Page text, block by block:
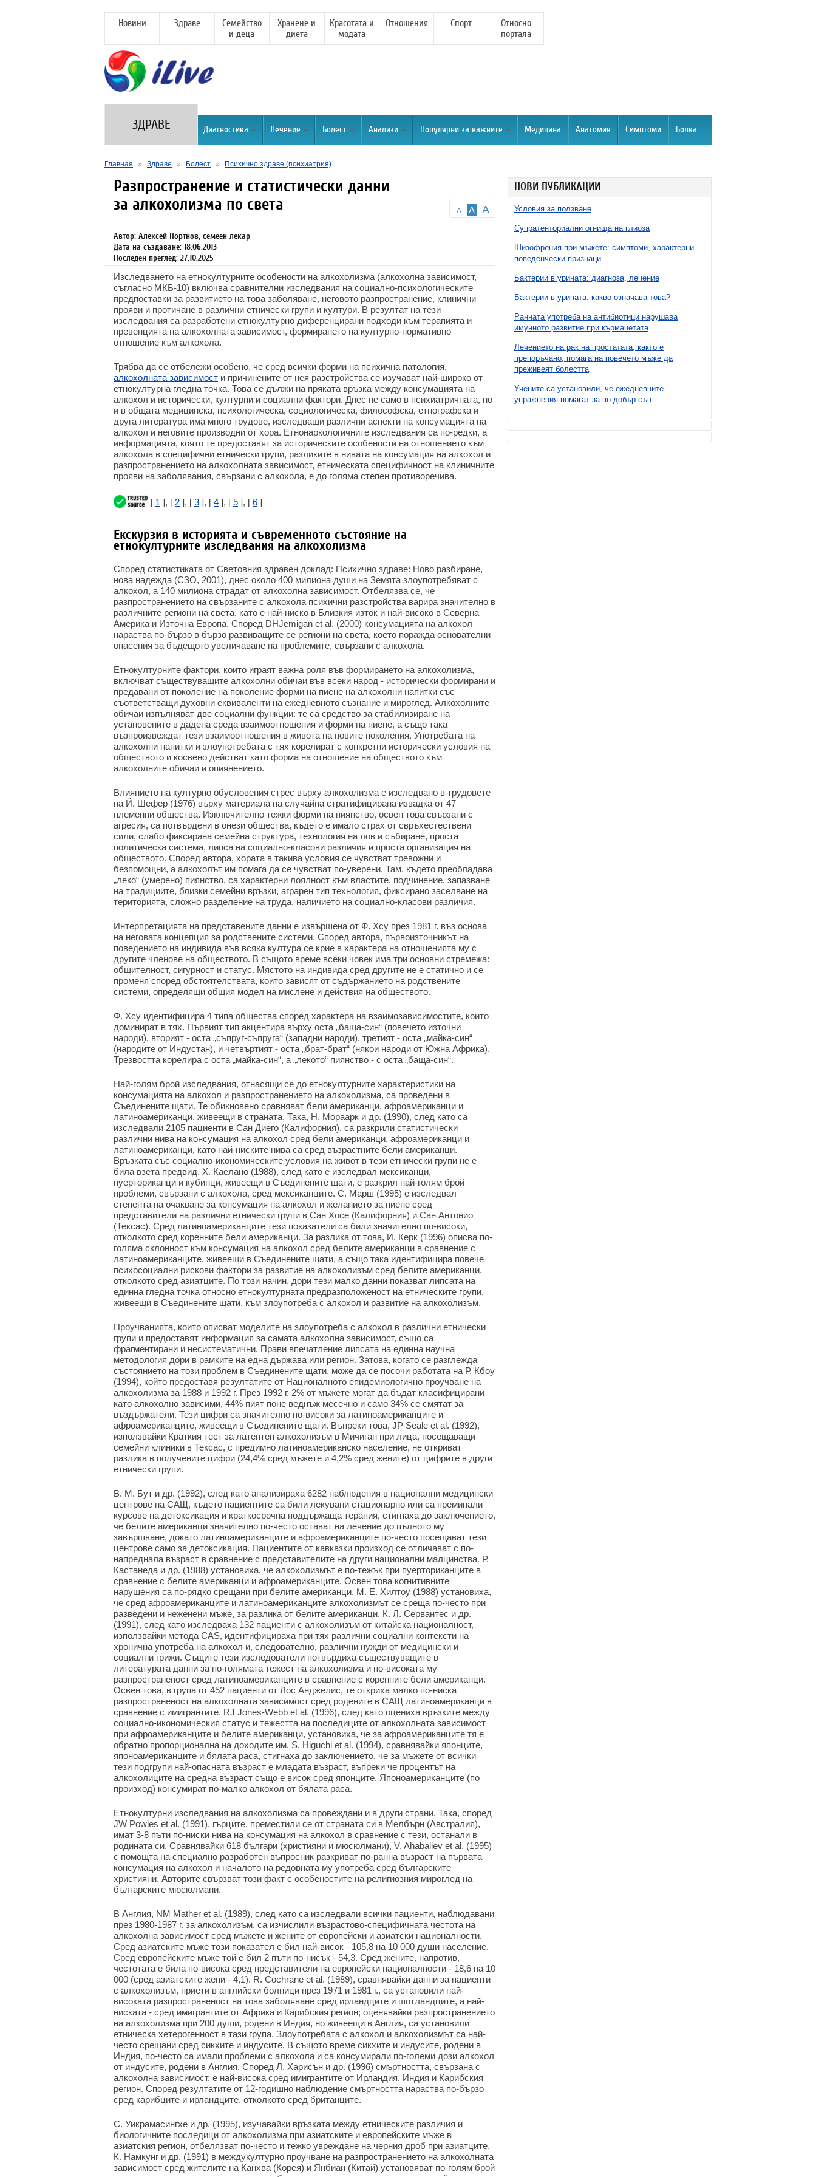
Новини Здраве
Семейство
и деца
Хранене и
диета
Красотата и
модата
Отношения Спорт
Относно
портала
ЗДРАВЕ Диагностика Лечение Болест Анализи Популярни за важните Медицина Анатомия Симптоми Болка
Главная » Здраве » Болест » Психично здраве (психиатрия)
НОВИ ПУБЛИКАЦИИ
Условия за ползване
Супратенториални огнища на глиоза
Шизофрения при мъжете: симптоми, характерни
поведенчески признаци
Бактерии в урината: диагноза, лечение
Бактерии в урината: какво означава това?
Ранната употреба на антибиотици нарушава
имунното развитие при кърмачетата
Лечението на рак на простатата, както е
препоръчано, помага на повечето мъже да
преживеят болестта
Учените са установили, че ежедневните
упражнения помагат за по-добър сън
A A A
Разпространение и статистически данни
за алкохолизма по света
Автор: Алексей Портнов, семеен лекар
Дата на създаване: 18.06.2013
Последен преглед: 27.10.2025
Изследването на етнокултурните особености на алкохолизма (алкохолна зависимост,
съгласно МКБ-10) включва сравнителни изследвания на социално-психологическите
предпоставки за развитието на това заболяване, неговото разпространение, клинични
прояви и протичане в различни етнически групи и култури. В резултат на тези
изследвания са разработени етнокултурно диференцирани подходи към терапията и
превенцията на алкохолната зависимост, формирането на културно-нормативно
отношение към алкохола.
Трябва да се отбележи особено, че сред всички форми на психична патология,
алкохолната зависимост и причинените от нея разстройства се изучават най-широко от
етнокултурна гледна точка. Това се дължи на пряката връзка между консумацията на
алкохол и исторически, културни и социални фактори. Днес не само в психиатричната, но
и в общата медицинска, психологическа, социологическа, философска, етнографска и
друга литература има много трудове, изследващи различни аспекти на консумацията на
алкохол и неговите производни от хора. Етнонаркологичните изследвания са по-редки, а
информацията, която те предоставят за историческите особености на отношението към
алкохола в специфични етнически групи, разликите в нивата на консумация на алкохол и
разпространението на алкохолната зависимост, етническата специфичност на клиничните
прояви на заболявания, свързани с алкохола, е до голяма степен противоречива.
[ 1 ], [ 2 ], [ 3 ], [ 4 ], [ 5 ], [ 6 ]
Екскурзия в историята и съвременното състояние на
етнокултурните изследвания на алкохолизма
Според статистиката от Световния здравен доклад: Психично здраве: Ново разбиране,
нова надежда (СЗО, 2001), днес около 400 милиона души на Земята злоупотребяват с
алкохол, а 140 милиона страдат от алкохолна зависимост. Отбелязва се, че
разпространението на свързаните с алкохола психични разстройства варира значително в
различните региони на света, като е най-ниско в Близкия изток и най-високо в Северна
Америка и Източна Европа. Според DHJemigan et al. (2000) консумацията на алкохол
нараства по-бързо в бързо развиващите се региони на света, което поражда основателни
опасения за бъдещото увеличаване на проблемите, свързани с алкохола.
Етнокултурните фактори, които играят важна роля във формирането на алкохолизма,
включват съществуващите алкохолни обичаи във всеки народ - исторически формирани и
предавани от поколение на поколение форми на пиене на алкохолни напитки със
съответстващи духовни еквиваленти на ежедневното съзнание и мироглед. Алкохолните
обичаи изпълняват две социални функции: те са средство за стабилизиране на
установените в дадена среда взаимоотношения и форми на пиене, а също така
възпроизвеждат тези взаимоотношения в живота на новите поколения. Употребата на
алкохолни напитки и злоупотребата с тях корелират с конкретни исторически условия на
обществото и косвено действат като форма на отношение на обществото към
алкохолните обичаи и опиянението.
Влиянието на културно обусловения стрес върху алкохолизма е изследвано в трудовете
на Й. Шефер (1976) върху материала на случайна стратифицирана извадка от 47
племенни общества. Изключително тежки форми на пиянство, освен това свързани с
агресия, са потвърдени в онези общества, където е имало страх от свръхестествени
сили, слабо фиксирана семейна структура, технология на лов и събиране, проста
политическа система, липса на социално-класови различия и проста организация на
обществото. Според автора, хората в такива условия се чувстват тревожни и
безпомощни, а алкохолът им помага да се чувстват по-уверени. Там, където преобладава
„леко“ (умерено) пиянство, са характерни лоялност към властите, подчинение, запазване
на традициите, близки семейни връзки, аграрен тип технология, фиксирано заселване на
територията, сложно разделение на труда, наличието на социално-класови различия.
Интерпретацията на представените данни е извършена от Ф. Хсу през 1981 г. въз основа
на неговата концепция за родствените системи. Според автора, първоизточникът на
поведението на индивида във всяка култура се крие в характера на отношенията му с
другите членове на обществото. В същото време всеки човек има три основни стремежа:
общителност, сигурност и статус. Мястото на индивида сред другите не е статично и се
променя според обстоятелствата, които зависят от съдържанието на родствените
системи, определящи общия модел на мислене и действия на обществото.
Ф. Хсу идентифицира 4 типа общества според характера на взаимозависимостите, които
доминират в тях. Първият тип акцентира върху оста „баща-син“ (повечето източни
народи), вторият - оста „съпруг-съпруга“ (западни народи), третият - оста „майка-син“
(народите от Индустан), и четвъртият - оста „брат-брат“ (някои народи от Южна Африка).
Трезвостта корелира с оста „майка-син“, а „лекото“ пиянство - с оста „баща-син“.
Най-голям брой изследвания, отнасящи се до етнокултурните характеристики на
консумацията на алкохол и разпространението на алкохолизма, са проведени в
Съединените щати. Те обикновено сравняват бели американци, афроамериканци и
латиноамериканци, живеещи в страната. Така, Н. Мораарк и др. (1990), след като са
изследвали 2105 пациенти в Сан Диего (Калифорния), са разкрили статистически
различни нива на консумация на алкохол сред бели американци, афроамериканци и
латиноамериканци, като най-ниските нива са сред възрастните бели американци.
Връзката със социално-икономическите условия на живот в тези етнически групи не е
била взета предвид. Х. Каелано (1988), след като е изследвал мексиканци,
пуерториканци и кубинци, живеещи в Съединените щати, е разкрил най-голям брой
проблеми, свързани с алкохола, сред мексиканците. С. Марш (1995) е изследвал
степента на очакване за консумация на алкохол и желанието за пиене сред
представители на различни етнически групи в Сан Хосе (Калифорния) и Сан Антонио
(Тексас). Сред латиноамериканците тези показатели са били значително по-високи,
отколкото сред коренните бели американци. За разлика от това, И. Керк (1996) описва по-
голяма склонност към консумация на алкохол сред белите американци в сравнение с
латиноамериканците, живеещи в Съединените щати, а също така идентифицира повече
психосоциални рискови фактори за развитие на алкохолизъм сред белите американци,
отколкото сред азиатците. По този начин, дори тези малко данни показват липсата на
единна гледна точка относно етнокултурната предразположеност на етническите групи,
живеещи в Съединените щати, към злоупотреба с алкохол и развитие на алкохолизъм.
Проучванията, които описват моделите на злоупотреба с алкохол в различни етнически
групи и предоставят информация за самата алкохолна зависимост, също са
фрагментирани и несистематични. Прави впечатление липсата на единна научна
методология дори в рамките на една държава или регион. Затова, когато се разглежда
състоянието на този проблем в Съединените щати, може да се посочи работата на Р. Кбоу
(1994), който предоставя резултатите от Националното епидемиологично проучване на
алкохолизма за 1988 и 1992 г. През 1992 г. 2% от мъжете могат да бъдат класифицирани
като алкохолно зависими, 44% пият поне веднъж месечно и само 34% се смятат за
въздържатели. Тези цифри са значително по-високи за латиноамериканците и
афроамериканците, живеещи в Съединените щати. Въпреки това, JP Seale et al. (1992),
използвайки Краткия тест за латентен алкохолизъм в Мичиган при лица, посещаващи
семейни клиники в Тексас, с предимно латиноамериканско население, не откриват
разлика в получените цифри (24,4% сред мъжете и 4,2% сред жените) от цифрите в други
етнически групи.
В. М. Бут и др. (1992), след като анализираха 6282 наблюдения в национални медицински
центрове на САЩ, където пациентите са били лекувани стационарно или са преминали
курсове на детоксикация и краткосрочна поддържаща терапия, стигнаха до заключението,
че белите американци значително по-често остават на лечение до пълното му
завършване, докато латиноамериканците и афроамериканците по-често посещават тези
центрове само за детоксикация. Пациентите от кавказки произход се отличават с по-
напреднала възраст в сравнение с представителите на други национални малцинства. Р.
Кастанеда и др. (1988) установиха, че алкохолизмът е по-тежък при пуерториканците в
сравнение с белите американци и афроамериканците. Освен това когнитивните
нарушения са по-рядко срещани при белите американци. М. Е. Хилтоу (1988) установиха,
че сред афроамериканците и латиноамериканците алкохолизмът се среща по-често при
разведени и неженени мъже, за разлика от белите американци. К. Л. Сервантес и др.
(1991), след като изследваха 132 пациенти с алкохолизъм от китайска националност,
използвайки метода CAS, идентифицираха при тях различни социални контексти на
хронична употреба на алкохол и, следователно, различни нужди от медицински и
социални грижи. Същите тези изследователи потвърдиха съществуващите в
литературата данни за по-голямата тежест на алкохолизма и по-високата му
разпространеност сред латиноамериканците в сравнение с коренните бели американци.
Освен това, в група от 452 пациенти от Лос Анджелис, те откриха малко по-ниска
разпространеност на алкохолната зависимост сред родените в САЩ латиноамериканци в
сравнение с имигрантите. RJ Jones-Webb et al. (1996), след като оцениха връзките между
социално-икономическия статус и тежестта на последиците от алкохолната зависимост
при афроамериканците и белите американци, установиха, че за афроамериканците тя е
обратно пропорционална на доходите им. S. Higuchi et al. (1994), сравнявайки японците,
японоамериканците и бялата раса, стигнаха до заключението, че за мъжете от всички
тези подгрупи най-опасната възраст е младата възраст, въпреки че процентът на
алкохолиците на средна възраст също е висок сред японците. Японоамериканците (по
произход) консумират по-малко алкохол от бялата раса.
Етнокултурни изследвания на алкохолизма са провеждани и в други страни. Така, според
JW Powles et al. (1991), гърците, преместили се от страната си в Мелбърн (Австралия),
имат 3-8 пъти по-ниски нива на консумация на алкохол в сравнение с тези, останали в
родината си. Сравнявайки 618 българи (християни и мюсюлмани), V. Ahabaliev et al. (1995)
с помощта на специално разработен въпросник разкриват по-ранна възраст на първата
консумация на алкохол и началото на редовната му употреба сред българските
християни. Авторите свързват този факт с особеностите на религиозния мироглед на
българските мюсюлмани.
В Англия, NM Mather et al. (1989), след като са изследвали всички пациенти, наблюдавани
през 1980-1987 г. за алкохолизъм, са изчислили възрастово-специфичната честота на
алкохолна зависимост сред мъжете и жените от европейски и азиатски националности.
Сред азиатските мъже този показател е бил най-висок - 105,8 на 10 000 души население.
Сред европейските мъже той е бил 2 пъти по-нисък - 54,3. Сред жените, напротив,
честотата е била по-висока сред представители на европейски националности - 18,6 на 10
000 (сред азиатските жени - 4,1). R. Cochrane et al. (1989), сравнявайки данни за пациенти
с алкохолизъм, приети в английски болници през 1971 и 1981 г., са установили най-
високата разпространеност на това заболяване сред ирландците и шотландците, а най-
ниската - сред имигрантите от Африка и Карибския регион; оценявайки разпространението
на алкохолизма при 200 души, родени в Индия, но живеещи в Англия, са установили
етническа хетерогенност в тази група. Злоупотребата с алкохол и алкохолизмът са най-
често срещани сред сикхите и индусите. В същото време сикхите и индусите, родени в
Индия, по-често са имали проблеми с алкохола и са консумирали по-големи дози алкохол
от индусите, родени в Англия. Според Л. Харисън и др. (1996) смъртността, свързана с
алкохолна зависимост, е най-висока сред имигрантите от Ирландия, Индия и Карибския
регион. Според резултатите от 12-годишно наблюдение смъртността нараства по-бързо
сред карибците и ирландците, отколкото сред британците.
С. Уикрамасингхе и др. (1995), изучавайки връзката между етническите различия и
биологичните последици от алкохолизма при азиатските и европейските мъже в
азиатския регион, отбелязват по-често и тежко увреждане на черния дроб при азиатците.
К. Намкунг и др. (1991) в междукултурно проучване на разпространението на алкохолната
зависимост сред жителите на Канхва (Корея) и Янбиан (Китай) установяват по-голям брой